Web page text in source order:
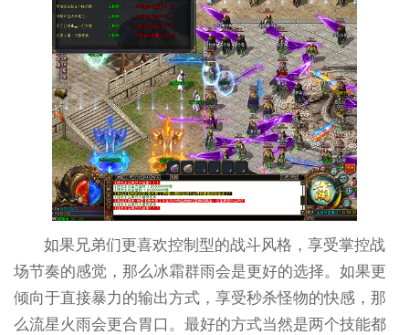
如果兄弟们更喜欢控制型的战斗风格，享受掌控战
场节奏的感觉，那么冰霜群雨会是更好的选择。如果更
倾向于直接暴力的输出方式，享受秒杀怪物的快感，那
么流星火雨会更合胃口。最好的方式当然是两个技能都